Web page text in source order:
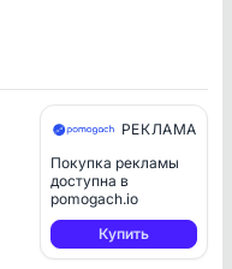
РЕКЛАМА
Покупка рекламы
доступна в
pomogach.io
Купить